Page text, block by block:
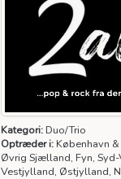
Kategori:Duo/Trio
Optræder i:København
Øvrig Sjælland, Fyn,
Vestjylland, Østjylland,